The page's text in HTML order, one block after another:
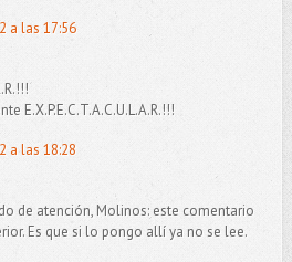
a las 17:56
E.X.P.E.C.T.A.C.U.L.A.R.!!!
a las 18:28
de atención, Molinos: este comentario
Es que si lo pongo allí ya no se lee.